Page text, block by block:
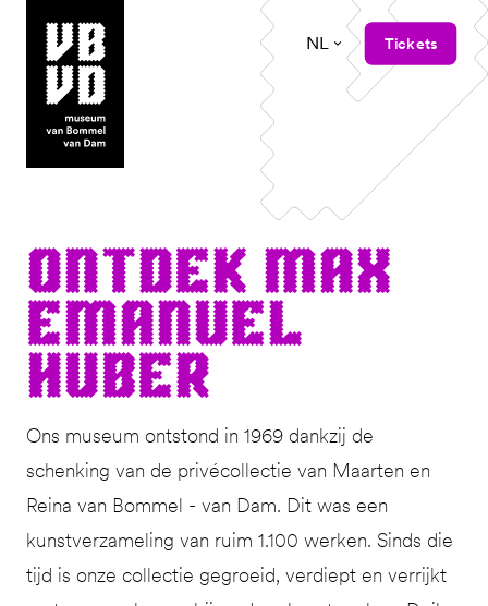
museum van Bommel van Dam
NL Tickets
Ont­dek Max
Emanuel
Huber
Ons museum ontstond in 1969 dankzij de
schenking van de privécollectie van Maarten en
Reina van Bommel - van Dam. Dit was een
kunstverzameling van ruim 1.100 werken. Sinds die
tijd is onze collectie gegroeid, verdiept en verrijkt